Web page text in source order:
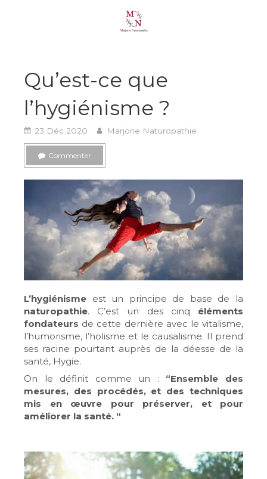
Qu’est-ce que
l’hygiénisme ?
23 Déc 2020 Marjorie Naturopathie
Commenter
L’hygiénisme est un principe de base de la
naturopathie. C’est un des cinq éléments
fondateurs de cette dernière avec le vitalisme,
l’humorisme, l’holisme et le causalisme. Il prend
ses racine pourtant auprès de la déesse de la
santé, Hygie.
On le définit comme un : “Ensemble des
mesures, des procédés, et des techniques
mis en œuvre pour préserver, et pour
améliorer la santé. “